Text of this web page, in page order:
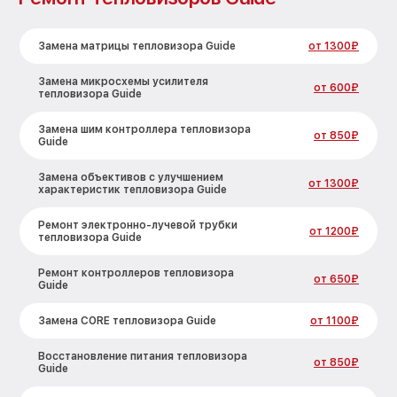
Замена матрицы тепловизора Guide от 1300₽
Замена микросхемы усилителя
тепловизора Guide
от 600₽
Замена шим контроллера тепловизора
Guide
от 850₽
Замена объективов с улучшением
характеристик тепловизора Guide
от 1300₽
Ремонт электронно-лучевой трубки
тепловизора Guide
от 1200₽
Ремонт контроллеров тепловизора
Guide
от 650₽
Замена CORE тепловизора Guide от 1100₽
Восстановление питания тепловизора
Guide
от 850₽